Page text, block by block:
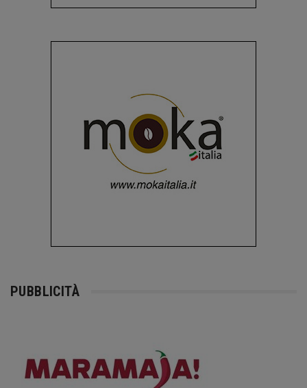
PUBBLICITÀ